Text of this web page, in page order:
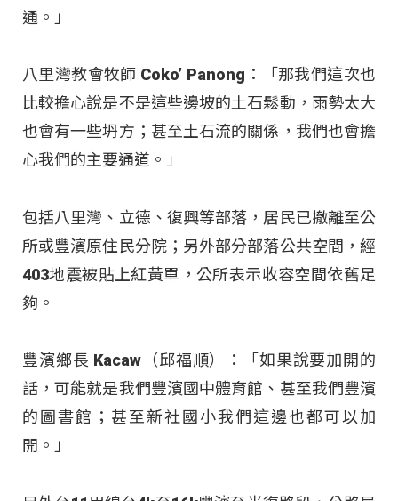
通。」
八里灣教會牧師 Coko’ Panong：「那我們這次也
比較擔心說是不是這些邊坡的土石鬆動，雨勢太大
也會有一些坍方；甚至土石流的關係，我們也會擔
心我們的主要通道。」
包括八里灣、立德、復興等部落，居民已撤離至公
所或豐濱原住民分院；另外部分部落公共空間，經
403地震被貼上紅黃單，公所表示收容空間依舊足
夠。
豐濱鄉長 Kacaw（邱福順）：「如果說要加開的
話，可能就是我們豐濱國中體育館、甚至我們豐濱
的圖書館；甚至新社國小我們這邊也都可以加
開。」